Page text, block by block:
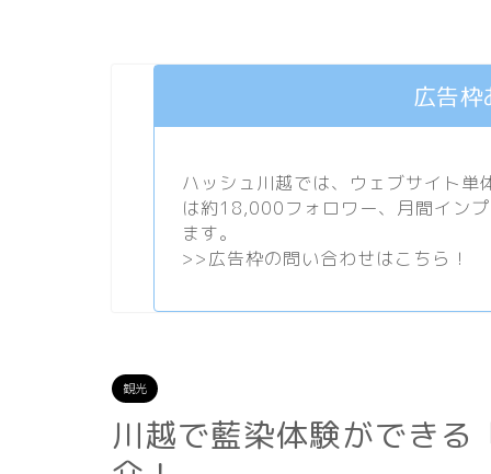
広告枠
ハッシュ川越では、ウェブサイト
は約18,000フォロワー、月間イン
ます。
>>広告枠の問い合わせはこちら！
観光
川越で藍染体験ができる